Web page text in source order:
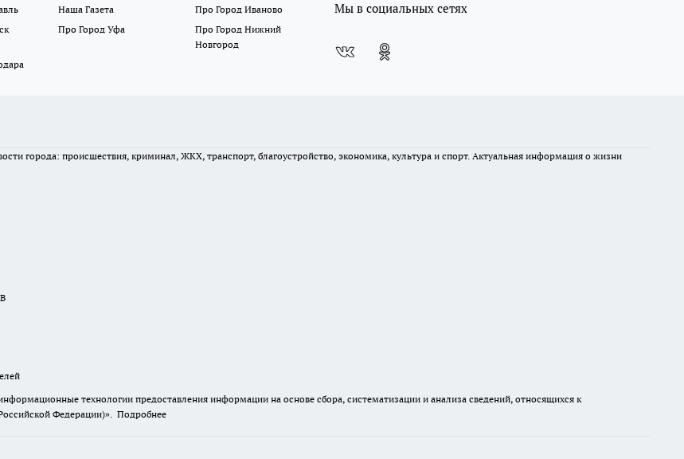
Наша Газета
Про Город Иваново
Про Город Уфа
Про Город Нижний
Новгород
Мы в социальных сетях
города: происшествия, криминал, ЖКХ, транспорт, благоустройство, экономика, культура и спорт. Актуальная информация о жизни
технологии предоставления информации на основе сбора, систематизации и анализа сведений, относящихся к
Федерации)». Подробнее